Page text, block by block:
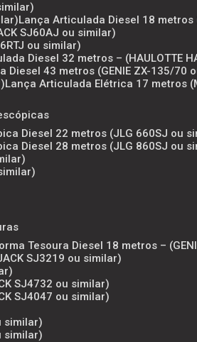
Lança Articulada Diesel 18
SJ60AJ ou similar)
ou similar)
Diesel 32 metros – (HAULOTTE
Diesel 43 metros (GENIE ZX-135/70
Lança Articulada Elétrica 17 metros
Diesel 22 metros (JLG 660SJ ou
Diesel 28 metros (JLG 860SJ ou
Tesoura Diesel 18 metros –
SJ3219 ou similar)
SJ4732 ou similar)
SJ4047 ou similar)
similar)
similar)